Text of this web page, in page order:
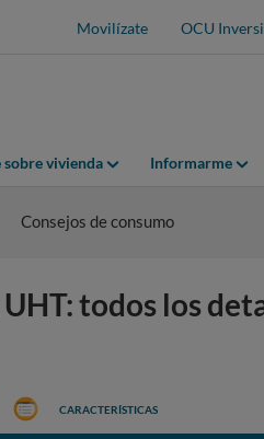
Movilízate OCU
sobre vivienda Informarme
Consejos de consumo
todos los
CARACTERÍSTICAS